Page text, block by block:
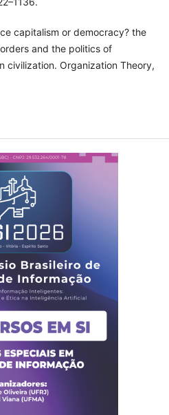
capitalism or democracy? the
and the politics of
civilization. Organization Theory,